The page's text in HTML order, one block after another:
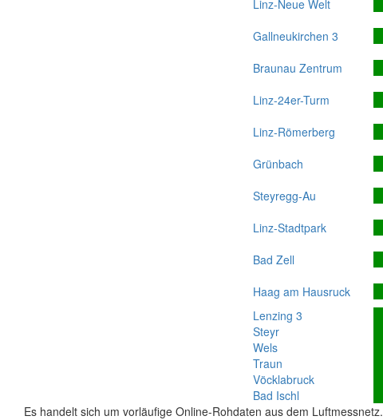
Linz-Neue Welt
Gallneukirchen 3
Braunau Zentrum
Linz-24er-Turm
Linz-Römerberg
Grünbach
Steyregg-Au
Linz-Stadtpark
Bad Zell
Haag am Hausruck
Lenzing 3
Steyr
Wels
Traun
Vöcklabruck
Bad Ischl
Es handelt sich um vorläufige Online-Rohdaten aus dem Luftmessnetz.